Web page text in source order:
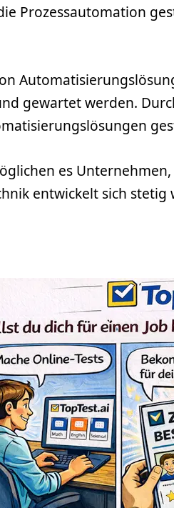
Prozessautomation
gewartet werden.
es
entwickelt sich